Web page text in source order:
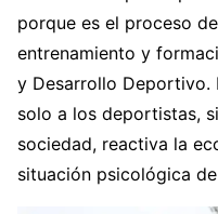
porque es el proceso
entrenamiento y
y Desarrollo Deportivo.
solo a los deportistas,
sociedad, reactiva la
situación psicológica